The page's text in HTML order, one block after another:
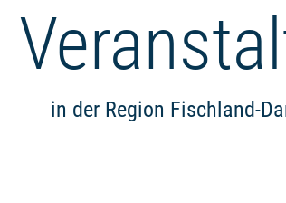
in der Region Fischland-